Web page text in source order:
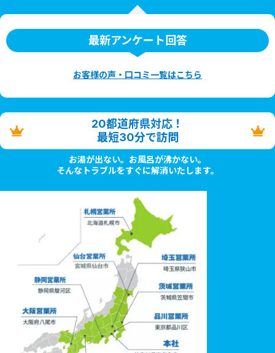
最新アンケート回答
お客様の声・口コミ一覧はこちら
20都道府県対応！
最短30分で訪問
お湯が出ない。お風呂が沸かない。
そんなトラブルをすぐに解消いたします。